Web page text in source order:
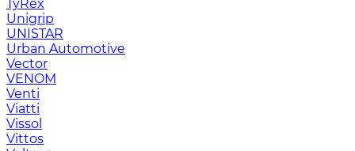
TyRex
Unigrip
UNISTAR
Urban Automotive
Vector
VENOM
Venti
Viatti
Vissol
Vittos